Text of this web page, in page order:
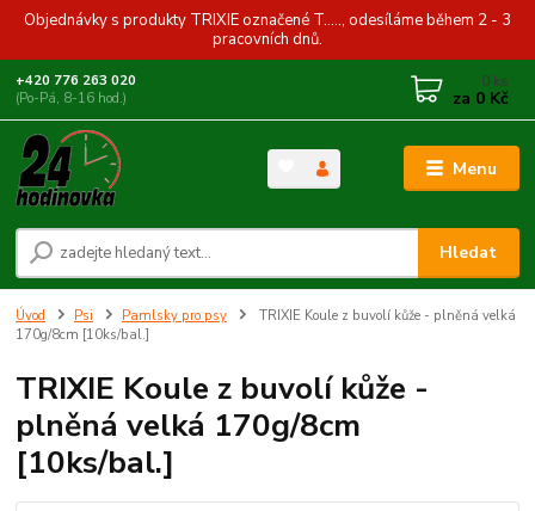
Objednávky s produkty TRIXIE označené T....., odesíláme během 2 - 3
pracovních dnů.
Menu
Hledat
+420 776 263 020
(Po-Pá, 8-16 hod.)
0 ks
za 0 Kč
Úvod Psi Pamlsky pro psy
TRIXIE Koule z buvolí kůže - plněná velká
170g/8cm [10ks/bal.]
TRIXIE Koule z buvolí kůže -
plněná velká 170g/8cm
[10ks/bal.]